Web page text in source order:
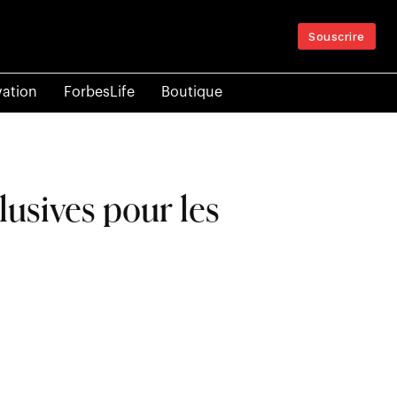
Souscrire
ForbesLife Boutique
pour les